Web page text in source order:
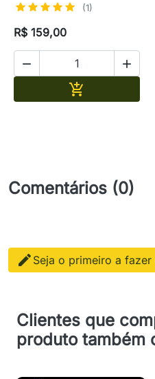
(1)
R$ 159,00
 

Comentários (0)
 Seja o primeiro a fazer
Clientes que
produto também